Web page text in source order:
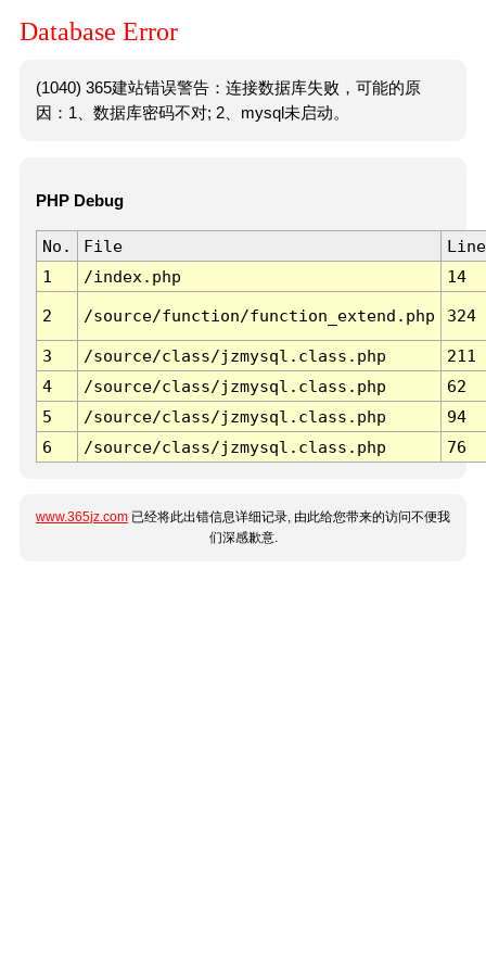
Database Error
(1040) 365建站错误警告：连接数据库失败，可能的原
因：1、数据库密码不对; 2、mysql未启动。
PHP Debug
No. File
Line
1
/index.php 14
2 /source/function/function_extend.php 324
3 /source/class/jzmysql.class.php
211
4
/source/class/jzmysql.class.php
62
5
/source/class/jzmysql.class.php
94
6
/source/class/jzmysql.class.php 76
www.365jz.com 已经将此出错信息详细记录, 由此给您带来的访问不便我
们深感歉意.